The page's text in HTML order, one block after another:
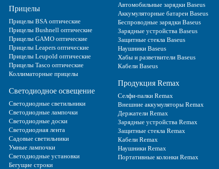
Прицелы
Прицелы BSA оптические
Прицелы Bushnell оптические
Прицелы GAMO оптические
Прицелы Leapers оптические
Прицелы Leupold оптические
Прицелы Tasco оптические
Коллиматорные прицелы
Светодиодное освещение
Светодиодные светильники
Светодиодные лампочки
Светодиодные доски
Светодиодная лента
Садовые светильники
Умные лампочки
Светодиодные установки
Бегущие строки
Автомобильные зарядки Baseus
Аккумуляторные батареи Baseus
Беспроводные зарядки Baseus
Зарядные устройства Baseus
Защитные стекла Baseus
Наушники Baseus
Хабы и разветвители Baseus
Кабели Baseus
Продукция Remax
Селфи-палки Remax
Внешние аккумуляторы Remax
Держатели Remax
Зарядные устройства Remax
Защитные стекла Remax
Кабели Remax
Наушники Remax
Портативные колонки Remax